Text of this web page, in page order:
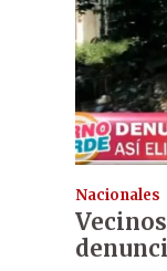
Nacionales